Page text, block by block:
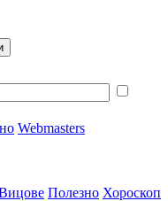
Webmasters
Полезно Хороскоп